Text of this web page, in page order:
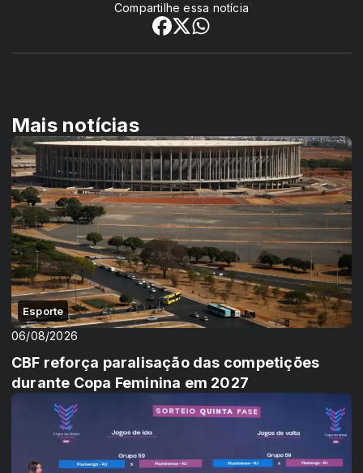
Compartilhe essa notícia
Mais notícias
Esporte
06/08/2026
CBF reforça paralisação das competições
durante Copa Feminina em 2027